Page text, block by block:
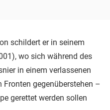
schildert er in seinem
wo sich während des
in einem verlassenen
gegenüberstehen –
gerettet werden sollen